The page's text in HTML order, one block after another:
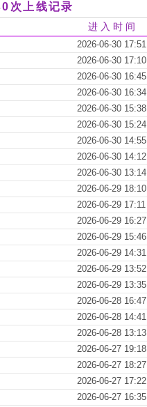
次上线记录
进 入 时 间
2026-06-30 17:51
2026-06-30 17:10
2026-06-30 16:45
2026-06-30 16:34
2026-06-30 15:38
2026-06-30 15:24
2026-06-30 14:55
2026-06-30 14:12
2026-06-30 13:14
2026-06-29 18:10
2026-06-29 17:11
2026-06-29 16:27
2026-06-29 15:46
2026-06-29 14:31
2026-06-29 13:52
2026-06-29 13:35
2026-06-28 16:47
2026-06-28 14:41
2026-06-28 13:13
2026-06-27 19:18
2026-06-27 18:27
2026-06-27 17:22
2026-06-27 16:35